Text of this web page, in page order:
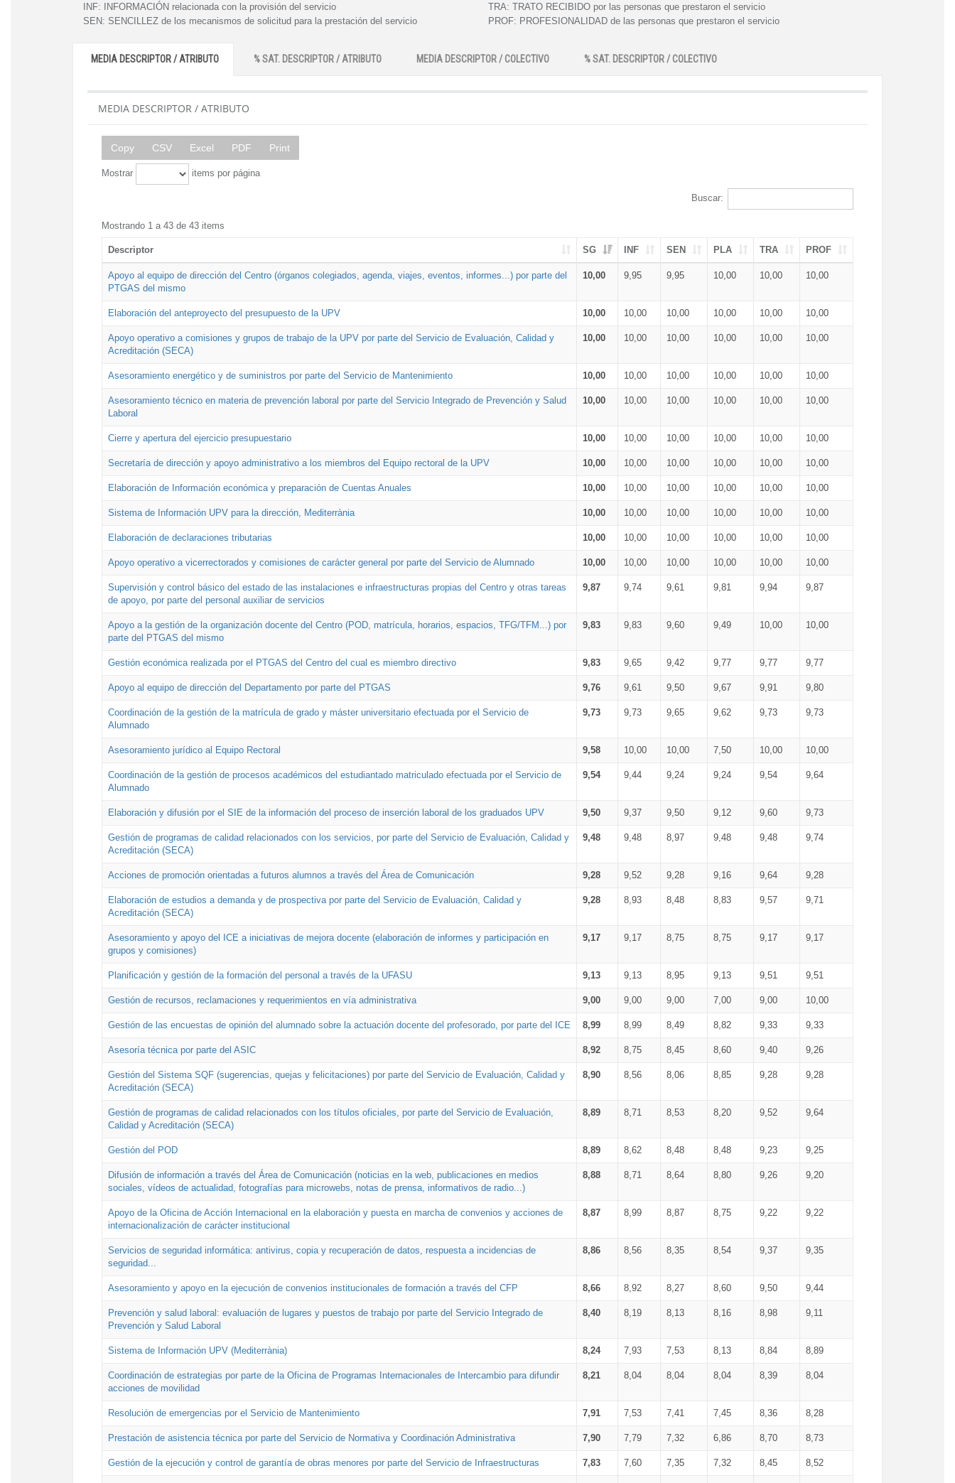
INF:
INFORMACIÓN relacionada con la provisión del servicio
SEN: SENCILLEZ de los mecanismos de solicitud para la prestación del servicio
TRA: TRATO RECIBIDO por las personas que prestaron el servicio
PROF: PROFESIONALIDAD de las personas que prestaron el servicio
MEDIA DESCRIPTOR / ATRIBUTO % SAT. DESCRIPTOR / ATRIBUTO MEDIA DESCRIPTOR / COLECTIVO % SAT. DESCRIPTOR / COLECTIVO
MEDIA DESCRIPTOR / ATRIBUTO
Copy CSV Excel PDF Print
Mostrar items por página
Buscar:
Mostrando 1 a 43 de 43 items
Descriptor SG INF SEN PLA TRA PROF
Apoyo al equipo de dirección del Centro (órganos colegiados, agenda, viajes, eventos, informes...) por parte del
PTGAS del mismo
10,00 9,95 9,95 10,00 10,00 10,00
Elaboración del anteproyecto del presupuesto de la UPV 10,00 10,00 10,00 10,00 10,00 10,00
Apoyo operativo a comisiones y grupos de trabajo de la UPV por parte del Servicio de Evaluación, Calidad y
Acreditación (SECA)
10,00 10,00 10,00 10,00 10,00 10,00
Asesoramiento energético y de suministros por parte del Servicio de Mantenimiento 10,00 10,00 10,00 10,00 10,00 10,00
Asesoramiento técnico en materia de prevención laboral por parte del Servicio Integrado de Prevención y Salud
Laboral
10,00 10,00 10,00 10,00 10,00 10,00
Cierre y apertura del ejercicio presupuestario 10,00 10,00 10,00 10,00 10,00 10,00
Secretaría de dirección y apoyo administrativo a los miembros del Equipo rectoral de la UPV 10,00 10,00 10,00 10,00 10,00 10,00
Elaboración de Información económica y preparación de Cuentas Anuales 10,00 10,00 10,00 10,00 10,00 10,00
Sistema de Información UPV para la dirección, Mediterrània 10,00 10,00 10,00 10,00 10,00 10,00
Elaboración de declaraciones tributarias 10,00 10,00 10,00 10,00 10,00 10,00
Apoyo operativo a vicerrectorados y comisiones de carácter general por parte del Servicio de Alumnado 10,00 10,00 10,00 10,00 10,00 10,00
Supervisión y control básico del estado de las instalaciones e infraestructuras propias del Centro y otras tareas
de apoyo, por parte del personal auxiliar de servicios
9,87 9,74 9,61 9,81 9,94 9,87
Apoyo a la gestión de la organización docente del Centro (POD, matrícula, horarios, espacios, TFG/TFM...) por
parte del PTGAS del mismo
9,83 9,83 9,60 9,49 10,00 10,00
Gestión económica realizada por el PTGAS del Centro del cual es miembro directivo 9,83 9,65 9,42 9,77 9,77 9,77
Apoyo al equipo de dirección del Departamento por parte del PTGAS 9,76 9,61 9,50 9,67 9,91 9,80
Coordinación de la gestión de la matrícula de grado y máster universitario efectuada por el Servicio de
Alumnado
9,73 9,73 9,65 9,62 9,73 9,73
Asesoramiento jurídico al Equipo Rectoral 9,58 10,00 10,00 7,50 10,00 10,00
Coordinación de la gestión de procesos académicos del estudiantado matriculado efectuada por el Servicio de
Alumnado
9,54 9,44 9,24 9,24 9,54 9,64
Elaboración y difusión por el SIE de la información del proceso de inserción laboral de los graduados UPV 9,50 9,37 9,50 9,12 9,60 9,73
Gestión de programas de calidad relacionados con los servicios, por parte del Servicio de Evaluación, Calidad y
Acreditación (SECA)
9,48 9,48 8,97 9,48 9,48 9,74
Acciones de promoción orientadas a futuros alumnos a través del Área de Comunicación 9,28 9,52 9,28 9,16 9,64 9,28
Elaboración de estudios a demanda y de prospectiva por parte del Servicio de Evaluación, Calidad y
Acreditación (SECA)
9,28 8,93 8,48 8,83 9,57 9,71
Asesoramiento y apoyo del ICE a iniciativas de mejora docente (elaboración de informes y participación en
grupos y comisiones)
9,17 9,17 8,75 8,75 9,17 9,17
Planificación y gestión de la formación del personal a través de la UFASU 9,13 9,13 8,95 9,13 9,51 9,51
Gestión de recursos, reclamaciones y requerimientos en vía administrativa 9,00 9,00 9,00 7,00 9,00 10,00
Gestión de las encuestas de opinión del alumnado sobre la actuación docente del profesorado, por parte del ICE 8,99 8,99 8,49 8,82 9,33 9,33
Asesoría técnica por parte del ASIC 8,92 8,75 8,45 8,60 9,40 9,26
Gestión del Sistema SQF (sugerencias, quejas y felicitaciones) por parte del Servicio de Evaluación, Calidad y
Acreditación (SECA)
8,90 8,56 8,06 8,85 9,28 9,28
Gestión de programas de calidad relacionados con los títulos oficiales, por parte del Servicio de Evaluación,
Calidad y Acreditación (SECA)
8,89 8,71 8,53 8,20 9,52 9,64
Gestión del POD 8,89 8,62 8,48 8,48 9,23 9,25
Difusión de información a través del Área de Comunicación (noticias en la web, publicaciones en medios
sociales, vídeos de actualidad, fotografías para microwebs, notas de prensa, informativos de radio...)
8,88 8,71 8,64 8,80 9,26 9,20
Apoyo de la Oficina de Acción Internacional en la elaboración y puesta en marcha de convenios y acciones de
internacionalización de carácter institucional
8,87 8,99 8,87 8,75 9,22 9,22
Servicios de seguridad informática: antivirus, copia y recuperación de datos, respuesta a incidencias de
seguridad...
8,86 8,56 8,35 8,54 9,37 9,35
Asesoramiento y apoyo en la ejecución de convenios institucionales de formación a través del CFP 8,66 8,92 8,27 8,60 9,50 9,44
Prevención y salud laboral: evaluación de lugares y puestos de trabajo por parte del Servicio Integrado de
Prevención y Salud Laboral
8,40 8,19 8,13 8,16 8,98 9,11
Sistema de Información UPV (Mediterrània) 8,24 7,93 7,53 8,13 8,84 8,89
Coordinación de estrategias por parte de la Oficina de Programas Internacionales de Intercambio para difundir
acciones de movilidad
8,21 8,04 8,04 8,04 8,39 8,04
Resolución de emergencias por el Servicio de Mantenimiento 7,91 7,53 7,41 7,45 8,36 8,28
Prestación de asistencia técnica por parte del Servicio de Normativa y Coordinación Administrativa 7,90 7,79 7,32 6,86 8,70 8,73
Gestión de la ejecución y control de garantía de obras menores por parte del Servicio de Infraestructuras 7,83 7,60 7,35 7,32 8,45 8,52